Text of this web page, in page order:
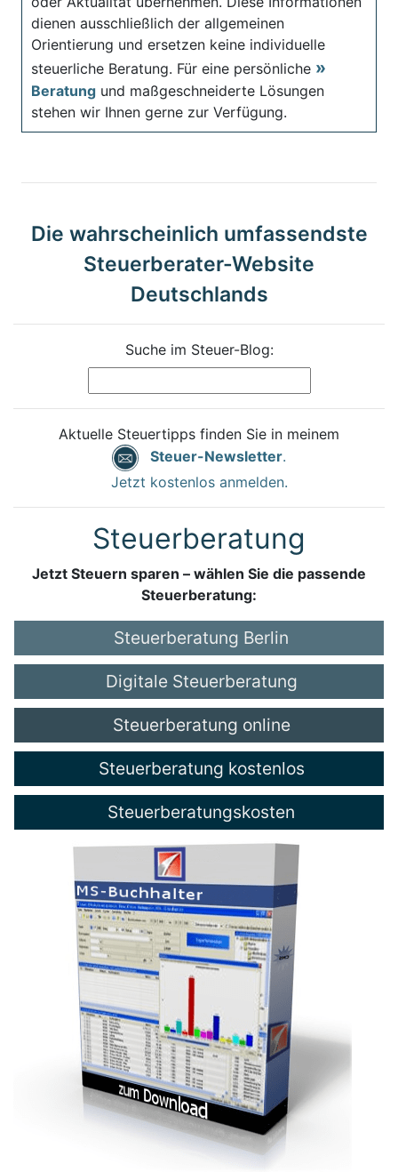
dienen ausschließlich der allgemeinen
Orientierung und ersetzen keine individuelle
steuerliche Beratung. Für eine persönliche
Beratung und maßgeschneiderte Lösungen
stehen wir Ihnen gerne zur Verfügung.
Die wahrscheinlich umfassendste
Steuerberater-Website
Deutschlands
Suche im Steuer-Blog:
Aktuelle Steuertipps finden Sie in meinem
Steuer-Newsletter.
Jetzt kostenlos anmelden.
Steuerberatung
Jetzt Steuern sparen – wählen Sie die passende
Steuerberatung:
Steuerberatung Berlin
Digitale Steuerberatung
Steuerberatung online
Steuerberatung kostenlos
Steuerberatungskosten